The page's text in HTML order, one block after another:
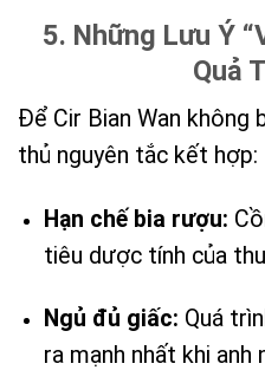
5. Những Lưu Ý
Quả
Để Cir Bian Wan không
thủ nguyên tắc kết hợp:
Hạn chế bia rượu:
tiêu dược tính của
Ngủ đủ giấc: Quá
ra mạnh nhất khi